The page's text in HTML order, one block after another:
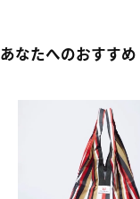
あなたへのおすすめ